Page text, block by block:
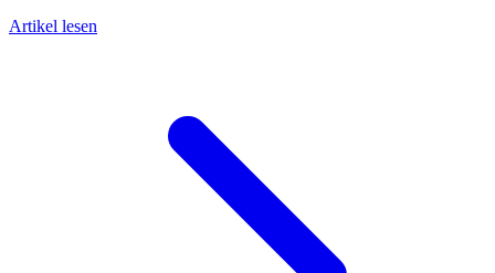
Artikel lesen